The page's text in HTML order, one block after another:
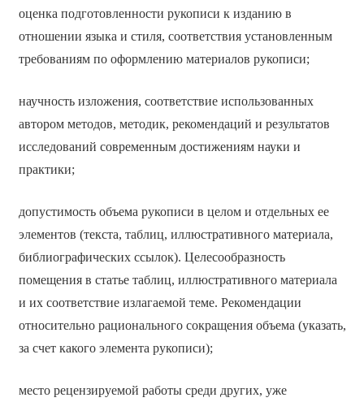
оценка подготовленности рукописи к изданию в
отношении языка и стиля, соответствия установленным
требованиям по оформлению материалов рукописи;
научность изложения, соответствие использованных
автором методов, методик, рекомендаций и результатов
исследований современным достижениям науки и
практики;
допустимость объема рукописи в целом и отдельных ее
элементов (текста, таблиц, иллюстративного материала,
библиографических ссылок). Целесообразность
помещения в статье таблиц, иллюстративного материала
и их соответствие излагаемой теме. Рекомендации
относительно рационального сокращения объема (указать,
за счет какого элемента рукописи);
место рецензируемой работы среди других, уже